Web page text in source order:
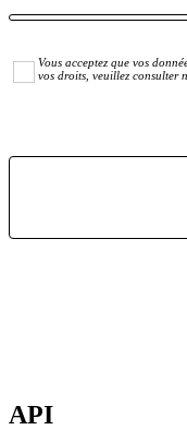
Vous acceptez que vos
vos droits, veuillez consulter
API